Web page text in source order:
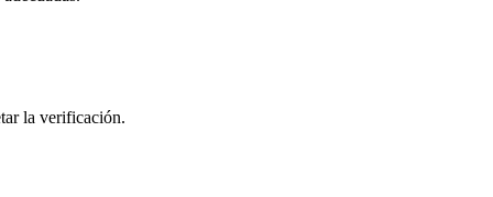
la verificación.